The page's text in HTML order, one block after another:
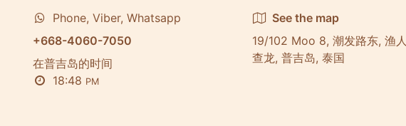
Phone, Viber, Whatsapp
+668-4060-7050
在普吉岛的时间
18:48 PM
See the map
19/102 Moo 8, 潮发路东, 渔
查龙, 普吉岛, 泰国